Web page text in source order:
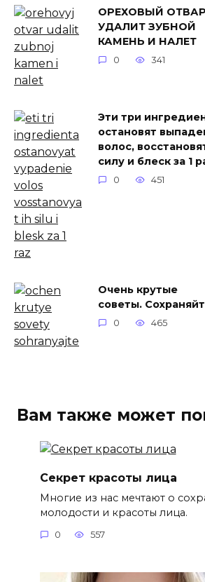
ОРЕХОВЫЙ ОТВАР
УДАЛИТ ЗУБНОЙ
КАМЕНЬ И НАЛЕТ
0 341
Эти три
остановят
волос,
силу и блеск за 1
0 451
Очень крутые
советы.
0 465
Вам также может
Секрет красоты лица
Многие из нас мечтают о
молодости и красоты лица.
0 557